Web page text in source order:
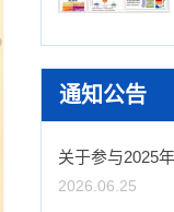
通知公告
关于参与2025
2026.06.25